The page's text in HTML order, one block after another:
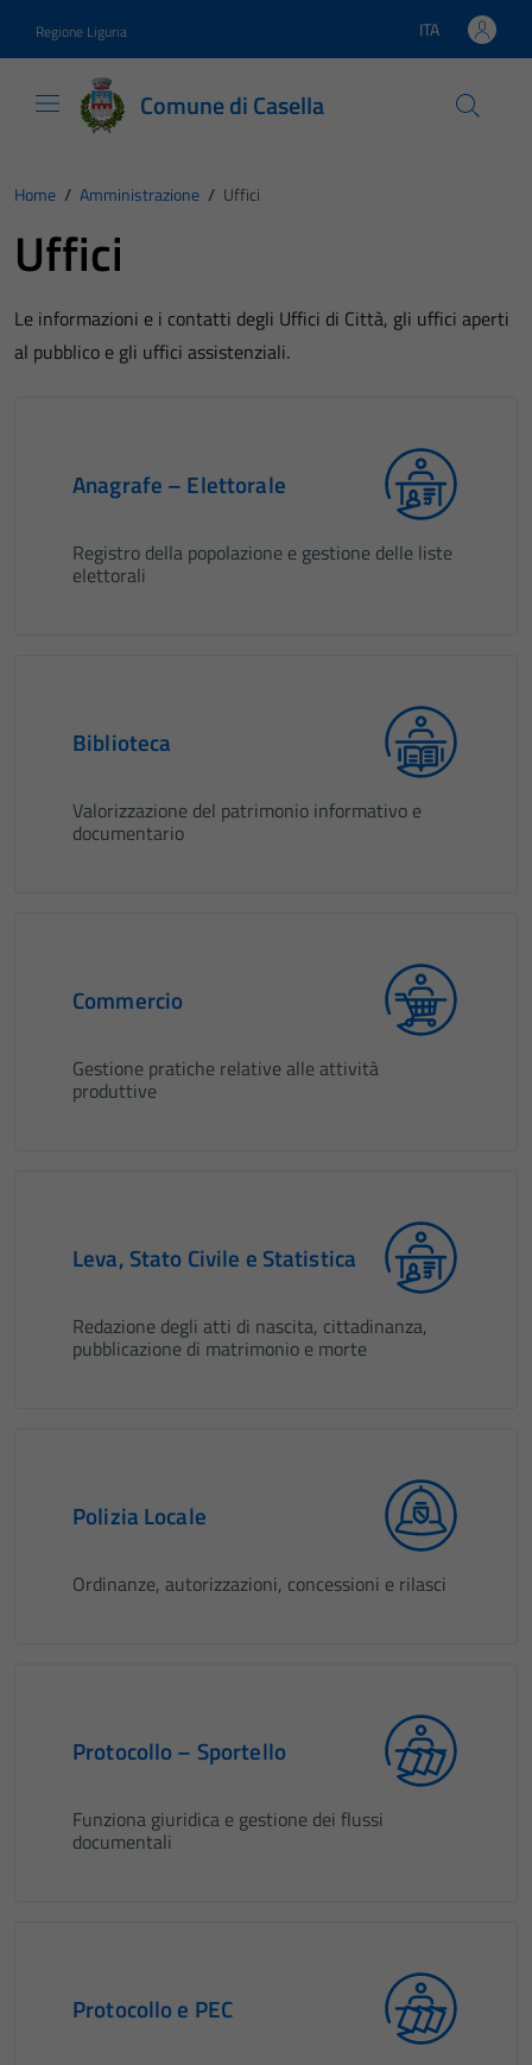
Regione Liguria Lingua attiva:
ITA
Comune di Casella
Home / Amministrazione / Uffici
Uffici
Le informazioni e i contatti degli Uffici di Città, gli uffici aperti
al pubblico e gli uffici assistenziali.
Anagrafe – Elettorale
Registro della popolazione e gestione delle liste
elettorali
Biblioteca
Valorizzazione del patrimonio informativo e
documentario
Commercio
Gestione pratiche relative alle attività
produttive
Leva, Stato Civile e Statistica
Redazione degli atti di nascita, cittadinanza,
pubblicazione di matrimonio e morte
Polizia Locale
Ordinanze, autorizzazioni, concessioni e rilasci
Protocollo – Sportello
Funziona giuridica e gestione dei flussi
documentali
Protocollo e PEC